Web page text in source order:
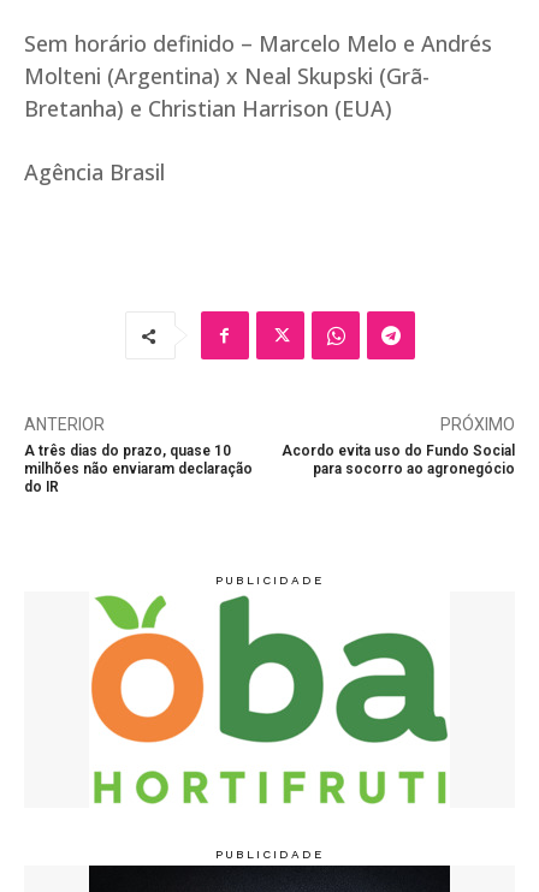
Sem horário definido – Marcelo Melo e Andrés
Molteni (Argentina) x Neal Skupski (Grã-
Bretanha) e Christian Harrison (EUA)
Agência Brasil
ANTERIOR
A três dias do prazo, quase 10
milhões não enviaram declaração
do IR
PRÓXIMO
Acordo evita uso do Fundo Social
para socorro ao agronegócio